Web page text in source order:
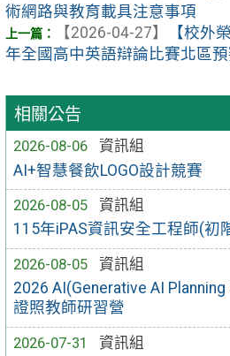
相關公告
2026-08-06
資訊組
AI+智慧餐飲LOGO設計競賽
2026-08-05
資訊組
115年iPAS資訊安全工程師(初
2026-08-05
資訊組
2026 AI(Generative AI
證照教師研習營
2026-07-31
資訊組
術網路與教育載具注意事項
【2026-04-27】
【校外
年全國高中英語辯論比賽北區預